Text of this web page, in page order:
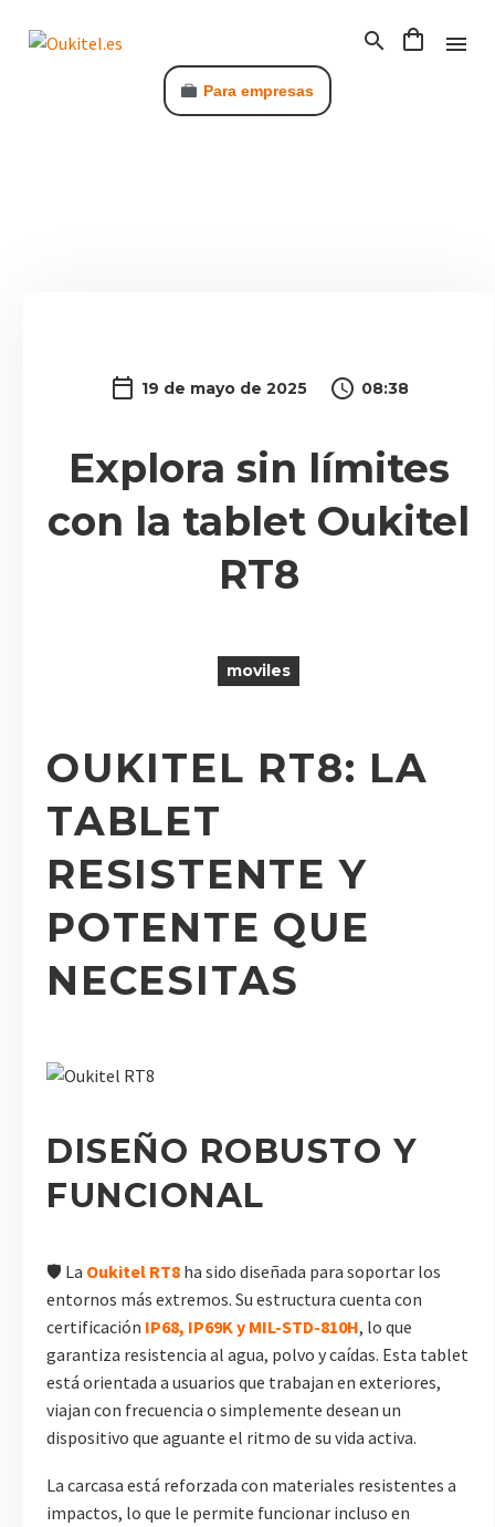
Para empresas
19 de mayo de 2025 08:38
Explora sin límites
con la tablet Oukitel
RT8
moviles
OUKITEL RT8: LA
TABLET
RESISTENTE Y
POTENTE QUE
NECESITAS
DISEÑO ROBUSTO Y
FUNCIONAL
🛡️ La Oukitel RT8 ha sido diseñada para soportar los
entornos más extremos. Su estructura cuenta con
certificación IP68, IP69K y MIL-STD-810H, lo que
garantiza resistencia al agua, polvo y caídas. Esta tablet
está orientada a usuarios que trabajan en exteriores,
viajan con frecuencia o simplemente desean un
dispositivo que aguante el ritmo de su vida activa.
La carcasa está reforzada con materiales resistentes a
impactos, lo que le permite funcionar incluso en